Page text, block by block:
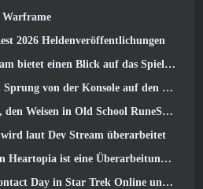
Warframe
2026 Heldenveröffentlichungen
Blick auf das Spiel in Aktion vor der Veröffentlichung
von der Konsole auf den PC
RuneScape’s Leagues VI aus dem Käfig zu retten: Dämonische Pakte
laut Dev Stream überarbeitet
eine Überarbeitung im Alice-im-Wunderland-Stil
und sichern Sie sich eine neue Version des Nobel Intel Battlecruiser